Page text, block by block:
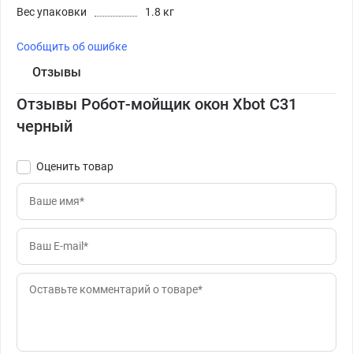
Вес упаковки
1.8 кг
Сообщить об ошибке
Отзывы
Отзывы Робот-мойщик окон Xbot C31
черный
Оценить товар